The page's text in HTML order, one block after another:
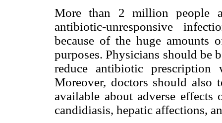
More than 2 million people
antibiotic-unresponsive
because of the huge amounts
purposes. Physicians should be
reduce antibiotic prescription
Moreover, doctors should also
available about adverse
candidiasis, hepatic affections,